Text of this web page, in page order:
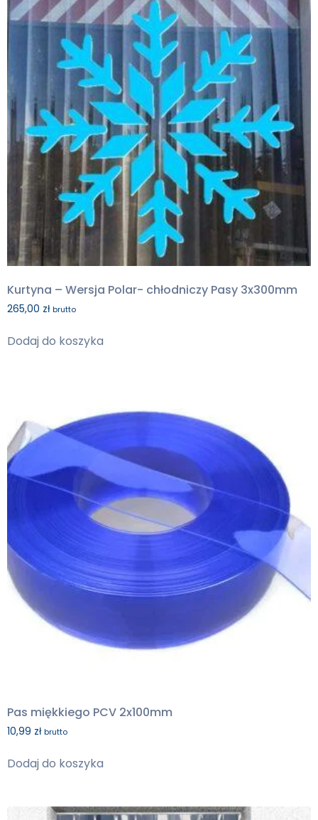
Kurtyna – Wersja Polar- chłodniczy Pasy 3x300mm
265,00 zł brutto
Dodaj do koszyka
Pas miękkiego PCV 2x100mm
10,99 zł brutto
Dodaj do koszyka